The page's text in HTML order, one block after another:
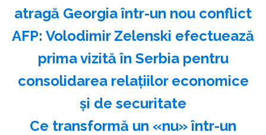
atragă Georgia într-un nou conflict
AFP: Volodimir Zelenski efectuează
prima vizită în Serbia pentru
consolidarea relaţiilor economice
şi de securitate
Ce transformă un «nu» într-un